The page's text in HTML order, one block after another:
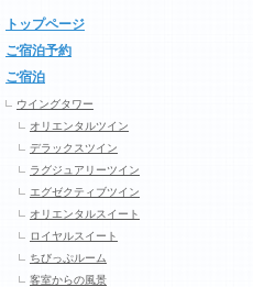
トップページ
ご宿泊予約
ご宿泊
ウイングタワー
オリエンタルツイン
デラックスツイン
ラグジュアリーツイン
エグゼクティブツイン
オリエンタルスイート
ロイヤルスイート
ちびっぷルーム
客室からの風景